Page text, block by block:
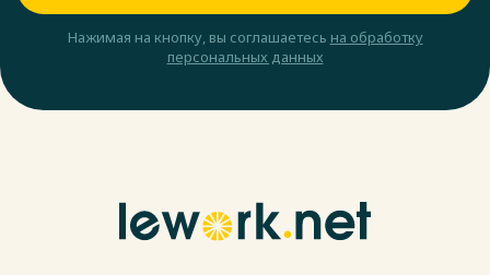
Нажимая на кнопку, вы соглашаетесь на обработку
персональных данных